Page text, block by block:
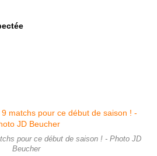
pour ce début de saison ! - Photo JD
Beucher